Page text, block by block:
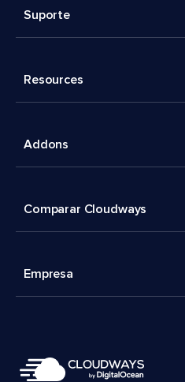
Suporte
Resources
Addons
Comparar Cloudways
Empresa